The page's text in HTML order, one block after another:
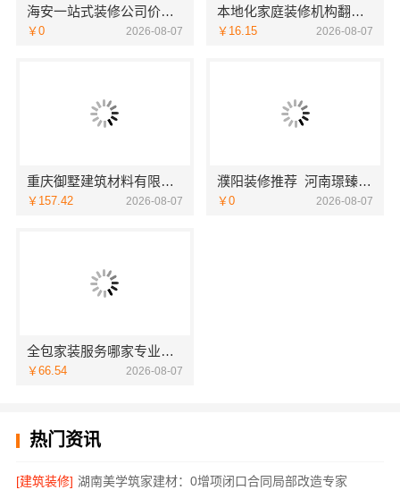
海安一站式装修公司价格南通宏域全宅装饰建材有限公司预算
￥0 2026-08-07
本地化家庭装修机构翻新，嘉兴绿色之家建材科技有限公司
￥16.15 2026-08-07
重庆御墅建筑材料有限公司：本地别墅建造优惠活动抗震防风
￥157.42 2026-08-07
濮阳装修推荐_河南璟臻环保建材有限公司本土深耕全流程一体化服务
￥0 2026-08-07
全包家装服务哪家专业？佛山市雅居美家装饰源头工厂直供服务
￥66.54 2026-08-07
热门资讯
[建筑装修] 湖南美学筑家建材：0增项闭口合同局部改造专家